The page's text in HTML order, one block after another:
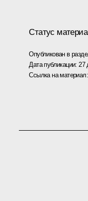
Статус
Опубликован в
Дата публикации: 27
Ссылка на материал: